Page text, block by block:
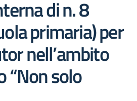
di n. 8
primaria) per
nell’ambito
“Non solo